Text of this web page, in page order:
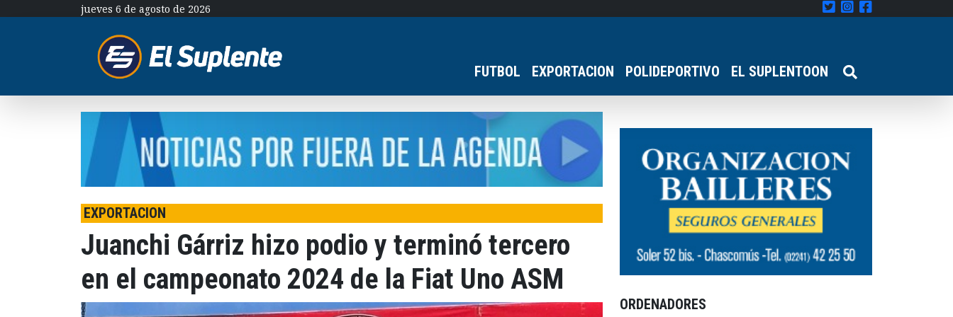
jueves 6 de agosto de 2026
FUTBOL EXPORTACION POLIDEPORTIVO EL SUPLENTOON
EXPORTACION
Juanchi Gárriz hizo podio y terminó tercero
en el campeonato 2024 de la Fiat Uno ASM
ORDENADORES